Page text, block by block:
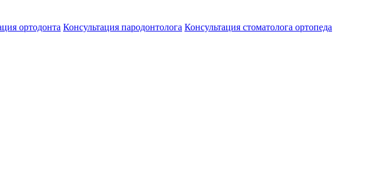
ортодонта Консультация пародонтолога Консультация стоматолога ортопеда